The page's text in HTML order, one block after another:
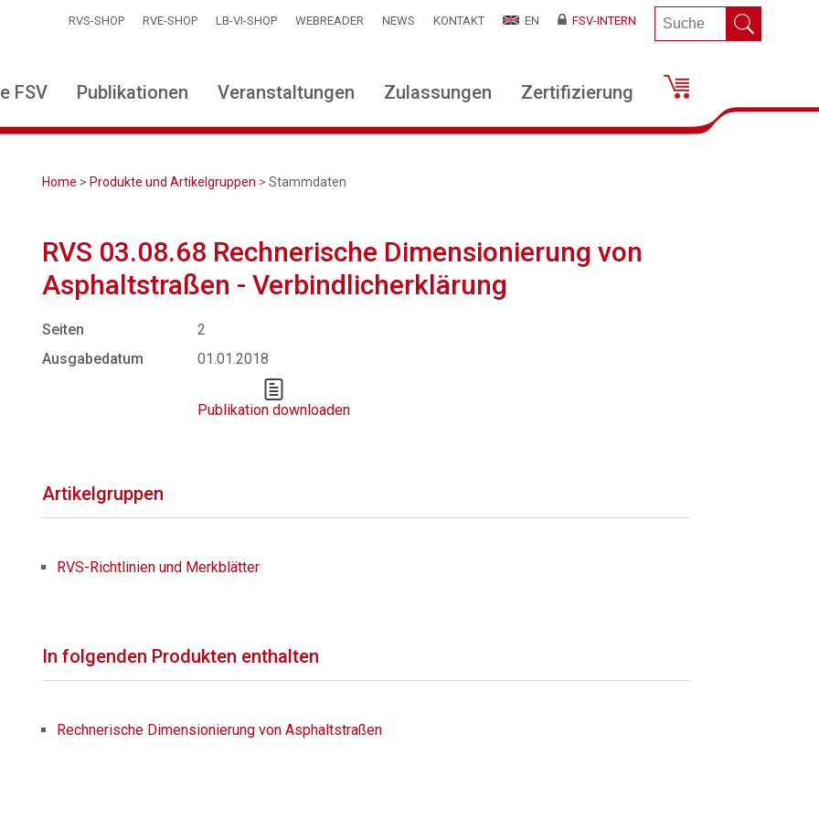
RVS-SHOP RVE-SHOP LB-VI-SHOP WEBREADER NEWS KONTAKT EN FSV-INTERN
FSV Publikationen Veranstaltungen Zulassungen Zertifizierung
Home > Produkte und Artikelgruppen > Stammdaten
RVS 03.08.68 Rechnerische Dimensionierung von
Asphaltstraßen - Verbindlicherklärung
Seiten
2
Ausgabedatum
01.01.2018
Publikation downloaden
Artikelgruppen
RVS-Richtlinien und Merkblätter
In folgenden Produkten enthalten
Rechnerische Dimensionierung von Asphaltstraßen